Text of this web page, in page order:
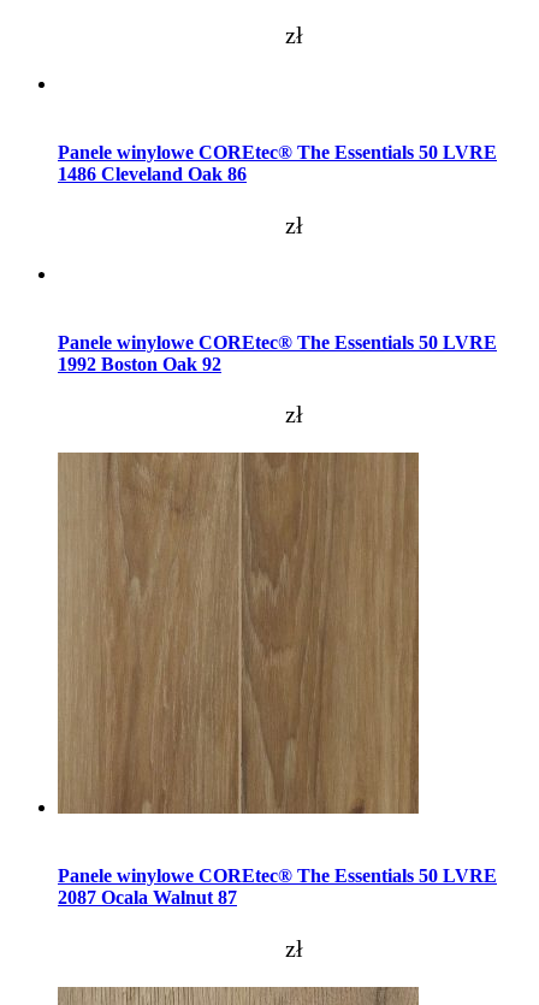
zł
Panele winylowe COREtec® The Essentials 50 LVRE
1486 Cleveland Oak 86
zł
Panele winylowe COREtec® The Essentials 50 LVRE
1992 Boston Oak 92
zł
Panele winylowe COREtec® The Essentials 50 LVRE
2087 Ocala Walnut 87
zł